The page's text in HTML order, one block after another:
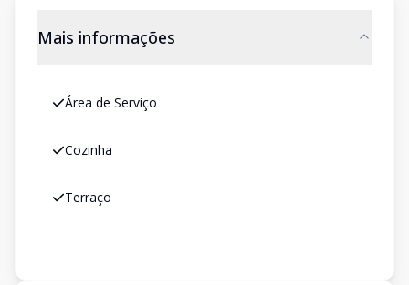
Mais informações
Área de Serviço
Cozinha
Terraço